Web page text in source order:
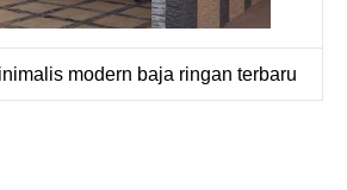
modern baja ringan terbaru